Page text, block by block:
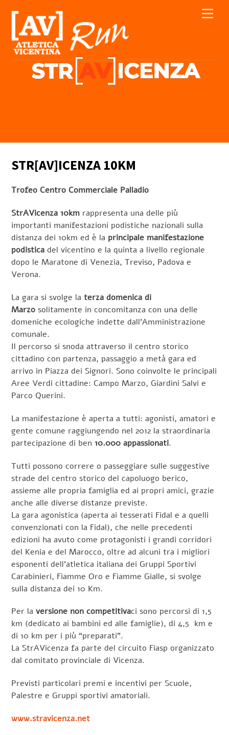
content
STR[AV]ICENZA 10KM
Trofeo Centro Commerciale Palladio
StrAVicenza 10km rappresenta una delle più
importanti manifestazioni podistiche nazionali sulla
distanza dei 10km ed è la principale manifestazione
podisticadel vicentino e la quinta a livello regionale
dopo le Maratone di Venezia, Treviso, Padova e
Verona.
La gara si svolge laterza domenica di
Marzo solitamente in concomitanza con una delle
domeniche ecologiche indette dall’Amministrazione
comunale.
Il percorso si snoda attraverso il centro storico
cittadino con partenza, passaggio a metà gara ed
arrivo in Piazza dei Signori. Sono coinvolte le principali
Aree Verdi cittadine: Campo Marzo, Giardini Salvi e
Parco Querini.
La manifestazione è aperta a tutti: agonisti, amatori e
gente comune raggiungendo nel 2012 la straordinaria
partecipazione di ben10.000 appassionati.
Tutti possono correre o passeggiare sulle suggestive
strade del centro storico del capoluogo berico,
assieme alle propria famiglia ed ai propri amici, grazie
anche alle diverse distanze previste.
La gara agonistica (aperta ai tesserati Fidal e a quelli
convenzionati con la Fidal), che nelle precedenti
edizioni ha avuto come protagonisti i grandi corridori
del Kenia e del Marocco, oltre ad alcuni tra i migliori
esponenti dell’atletica italiana dei Gruppi Sportivi
Carabinieri, Fiamme Oro e Fiamme Gialle, si svolge
sulla distanza dei 10 Km.
Per laversione non competitivaci sono percorsi di 1,5
km (dedicato ai bambini ed alle famiglie), di 4,5 km e
di 10 km per i più “preparati”.
La StrAVicenza fa parte del circuito Fiasp organizzato
dal comitato provinciale di Vicenza.
Previsti particolari premi e incentivi per Scuole,
Palestre e Gruppi sportivi amatoriali.
www.stravicenza.net